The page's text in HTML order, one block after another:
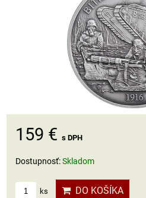
159 € s DPH
Dostupnosť:Skladom
ks DO KOŠÍKA